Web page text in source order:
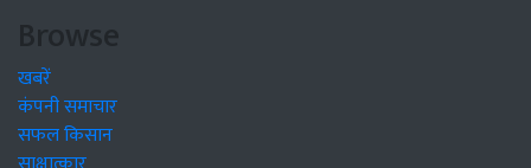
Browse
खबरें
कंपनी समाचार
सफल किसान